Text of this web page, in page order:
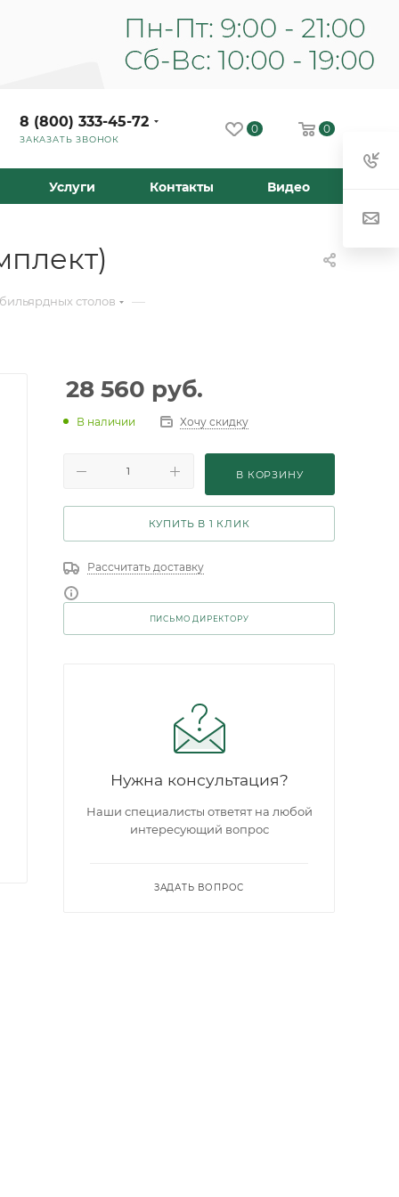
8 (800) 333-45-72
ЗАКАЗАТЬ ЗВОНОК
0 0
Услуги Контакты Видео
столов —
28 560 руб.
В наличии Хочу скидку
В КОРЗИНУ
КУПИТЬ В 1 КЛИК
Рассчитать доставку
ПИСЬМО ДИРЕКТОРУ
Нужна консультация?
Наши специалисты ответят на любой
интересующий вопрос
ЗАДАТЬ ВОПРОС